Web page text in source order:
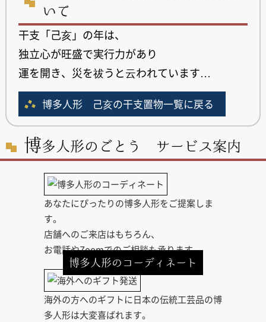
いて
干支「己亥」の年は、
独立心が旺盛で実行力があり
運を開き、災を祓うと云われています…
博多人形 己亥の干支置物一覧に戻る
博多人形のごとう サービス案内
博多人形のコーディネート
あなたにぴったりの博多人形をご提案しま
す。
店舗へのご来店はもちろん、
お電話やZoomでのご相談も承ります。
海外の方へのギフトに日本の伝統工芸品の博
多人形は大変喜ばれます。